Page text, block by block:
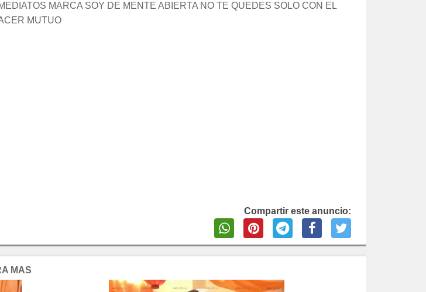
MARCA SOY DE MENTE ABIERTA NO TE QUEDES SOLO CON EL
MUTUO
Compartir este anuncio:
MAS